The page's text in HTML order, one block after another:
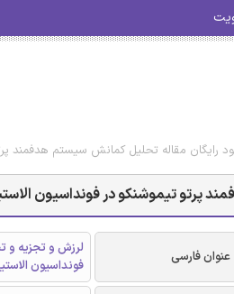
رایگان مقاله تحلیل کمانش سیستم هدفمند
پرتو تیموشنکو در فونداسیون
عنوان فارسی
لرزش و تجزیه و
فونداسیون